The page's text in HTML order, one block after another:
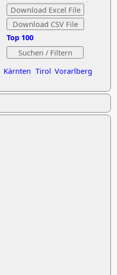
Kärnten Tirol Vorarlberg
Top 100